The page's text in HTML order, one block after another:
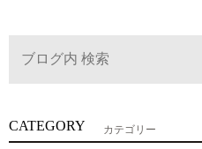
CATEGORY カテゴリー